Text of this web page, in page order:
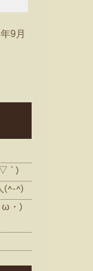
9月
` )
(^-^)
ω・)